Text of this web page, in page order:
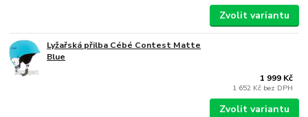
Zvolit variantu
Lyžařská přilba Cébé Contest Matte
Blue
1 999 Kč
1 652 Kč bez DPH
Zvolit variantu